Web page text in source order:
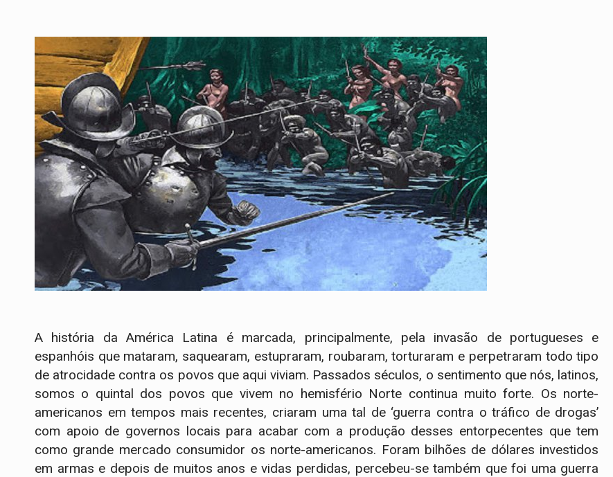
A história da América Latina é marcada, principalmente, pela invasão de portugueses e
espanhóis que mataram, saquearam, estupraram, roubaram, torturaram e perpetraram todo tipo
de atrocidade contra os povos que aqui viviam. Passados séculos, o sentimento que nós, latinos,
somos o quintal dos povos que vivem no hemisfério Norte continua muito forte. Os norte-
americanos em tempos mais recentes, criaram uma tal de ‘guerra contra o tráfico de drogas’
com apoio de governos locais para acabar com a produção desses entorpecentes que tem
como grande mercado consumidor os norte-americanos. Foram bilhões de dólares investidos
em armas e depois de muitos anos e vidas perdidas, percebeu-se também que foi uma guerra